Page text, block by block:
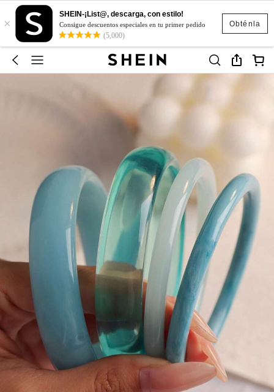
Obténla
×
SHEIN-¡List@, descarga, con estilo!
Consigue descuentos especiales en tu primer pedido
(5,000)